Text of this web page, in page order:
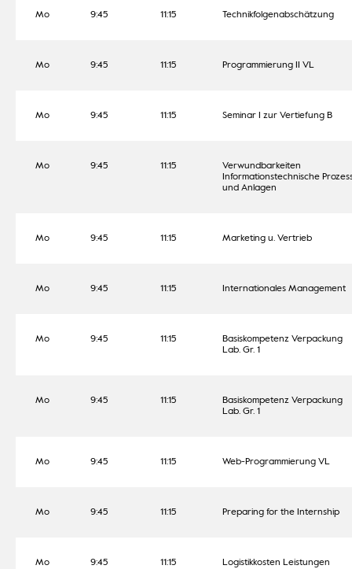
Mo 9:45 11:15 Technikfolgenabschätzung
Mo 9:45 11:15 Programmierung II VL
Mo 9:45 11:15 Seminar I zur Vertiefung B
Mo 9:45 11:15
Verwundbarkeiten
Informationstechnische
und Anlagen
Mo 9:45 11:15 Marketing u. Vertrieb
Mo 9:45 11:15 Internationales Management
Mo 9:45 11:15
Basiskompetenz Verpackung
Lab. Gr. 1
Mo 9:45 11:15
Basiskompetenz Verpackung
Lab. Gr. 1
Mo 9:45 11:15 Web-Programmierung VL
Mo 9:45 11:15 Preparing for the Internship
Mo 9:45 11:15 Logistikkosten Leistungen